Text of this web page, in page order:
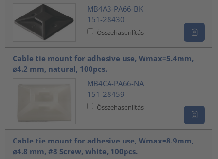
MB4A3-PA66-BK
151-28430
Összehasonlítás
Cable tie mount for adhesive use, Wmax=5.4mm,
⌀4.2 mm, natural, 100pcs.
MB4CA-PA66-NA
151-28459
Összehasonlítás
Cable tie mount for adhesive use, Wmax=8.9mm,
⌀4.8 mm, #8 Screw, white, 100pcs.